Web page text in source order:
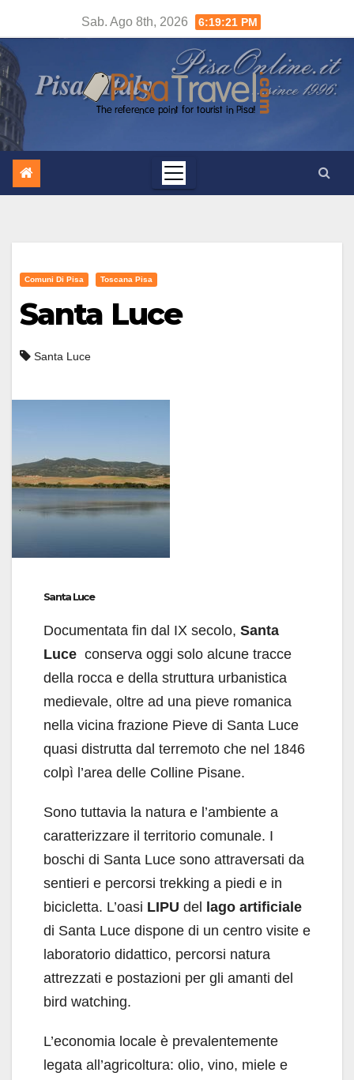
contenuto
Sab. Ago 8th, 2026 6:19:22 PM
Comuni Di Pisa Toscana Pisa
Santa Luce
Santa Luce
Santa Luce
Documentata fin dal IX secolo, Santa
Luce conserva oggi solo alcune tracce
della rocca e della struttura urbanistica
medievale, oltre ad una pieve romanica
nella vicina frazione Pieve di Santa Luce
quasi distrutta dal terremoto che nel 1846
colpì l’area delle Colline Pisane.
Sono tuttavia la natura e l’ambiente a
caratterizzare il territorio comunale. I
boschi di Santa Luce sono attraversati da
sentieri e percorsi trekking a piedi e in
bicicletta. L’oasi LIPU del
lago artificiale
di Santa Luce dispone di un centro visite e
laboratorio didattico, percorsi natura
attrezzati e postazioni per gli amanti del
bird watching.
L’economia locale è prevalentemente
legata all’agricoltura: olio, vino, miele e